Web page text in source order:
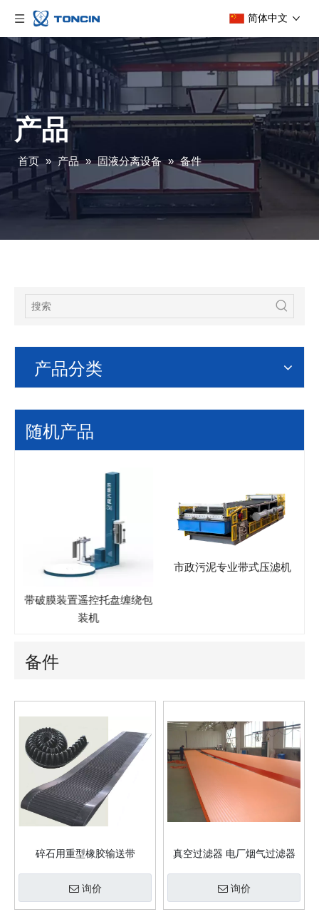
简体中文
产品
首页 » 产品 » 固液分离设备 » 备件
产品分类
随机产品
带破膜装置遥控托盘缠绕包
装机
市政污泥专业带式压滤机
备件
碎石用重型橡胶输送带
询价
真空过滤器 电厂烟气过滤器
涤纶脱硫
询价